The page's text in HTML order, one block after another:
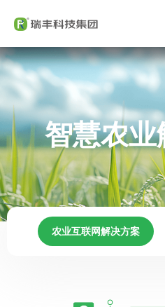
智慧农
农业互联网解决方案